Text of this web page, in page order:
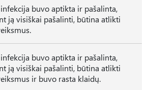
buvo aptikta ir pašalinta,
ją visiškai pašalinti, būtina atlikti
buvo aptikta ir pašalinta,
ją visiškai pašalinti, būtina atlikti
ir buvo rasta klaidų.